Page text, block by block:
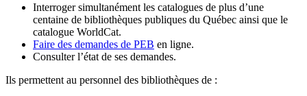
Interroger simultanément les catalogues de plus d’une
centaine de bibliothèques publiques du Québec ainsi que le
catalogue WorldCat.
Faire des demandes de PEB en ligne.
Consulter l’état de ses demandes.
Ils permettent au personnel des bibliothèques de :